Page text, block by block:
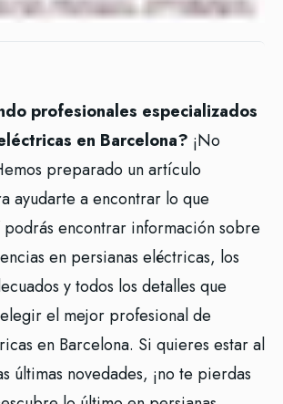
profesionales especializados
en Barcelona? ¡No
preparado un artículo
ayudarte a encontrar lo que
podrás encontrar información sobre
en persianas eléctricas, los
y todos los detalles que
el mejor profesional de
en Barcelona. Si quieres estar al
últimas novedades, ¡no te pierdas